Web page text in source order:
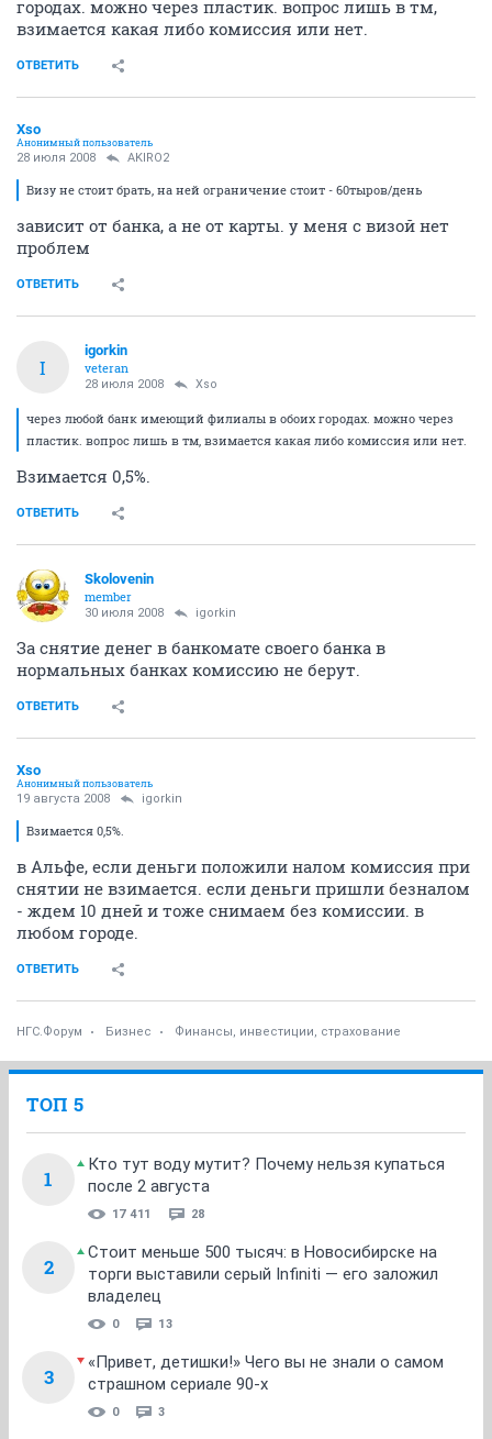
городах. можно через пластик. вопрос лишь в тм,
взимается какая либо комиссия или нет.
ОТВЕТИТЬ
Xso
Анонимный пользователь
28 июля 2008 AKIRO2
Визу не стоит брать, на ней ограничение стоит - 60тыров/день
зависит от банка, а не от карты. у меня с визой нет
проблем
ОТВЕТИТЬ
I
igorkin
veteran
28 июля 2008 Xso
через любой банк имеющий филиалы в обоих городах. можно через
пластик. вопрос лишь в тм, взимается какая либо комиссия или нет.
Взимается 0,5%.
ОТВЕТИТЬ
Skolovenin
member
30 июля 2008 igorkin
За снятие денег в банкомате своего банка в
нормальных банках комиссию не берут.
ОТВЕТИТЬ
Xso
Анонимный пользователь
19 августа 2008 igorkin
Взимается 0,5%.
в Альфе, если деньги положили налом комиссия при
снятии не взимается. если деньги пришли безналом
- ждем 10 дней и тоже снимаем без комиссии. в
любом городе.
ОТВЕТИТЬ
НГС.Форум Бизнес Финансы, инвестиции, страхование
ТОП 5
1
Кто тут воду мутит? Почему нельзя купаться
после 2 августа
17 411 28
2
Стоит меньше 500 тысяч: в Новосибирске на
торги выставили серый Infiniti — его заложил
владелец
0 13
3
«Привет, детишки!» Чего вы не знали о самом
страшном сериале 90-х
0 3